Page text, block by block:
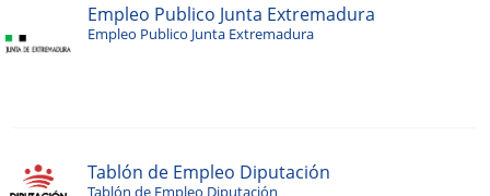
Empleo Publico Junta Extremadura
Empleo Publico Junta Extremadura
Tablón de Empleo Diputación
Tablón de Empleo Diputación